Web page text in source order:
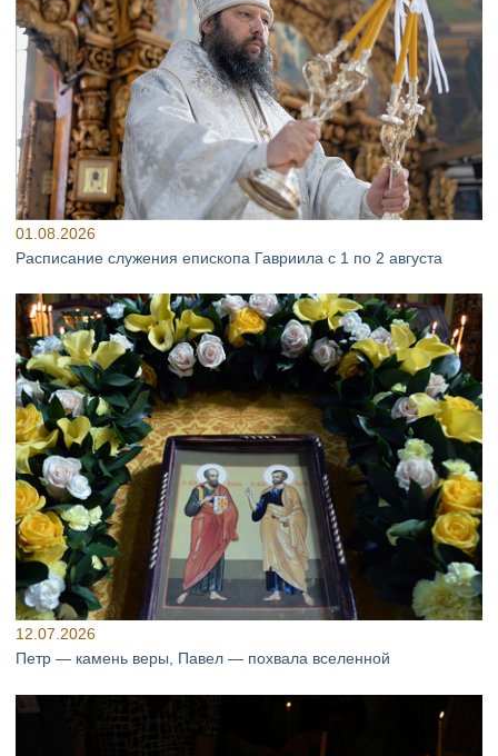
01.08.2026
Расписание служения епископа Гавриила с 1 по 2 августа
12.07.2026
Петр — камень веры, Павел — похвала вселенной